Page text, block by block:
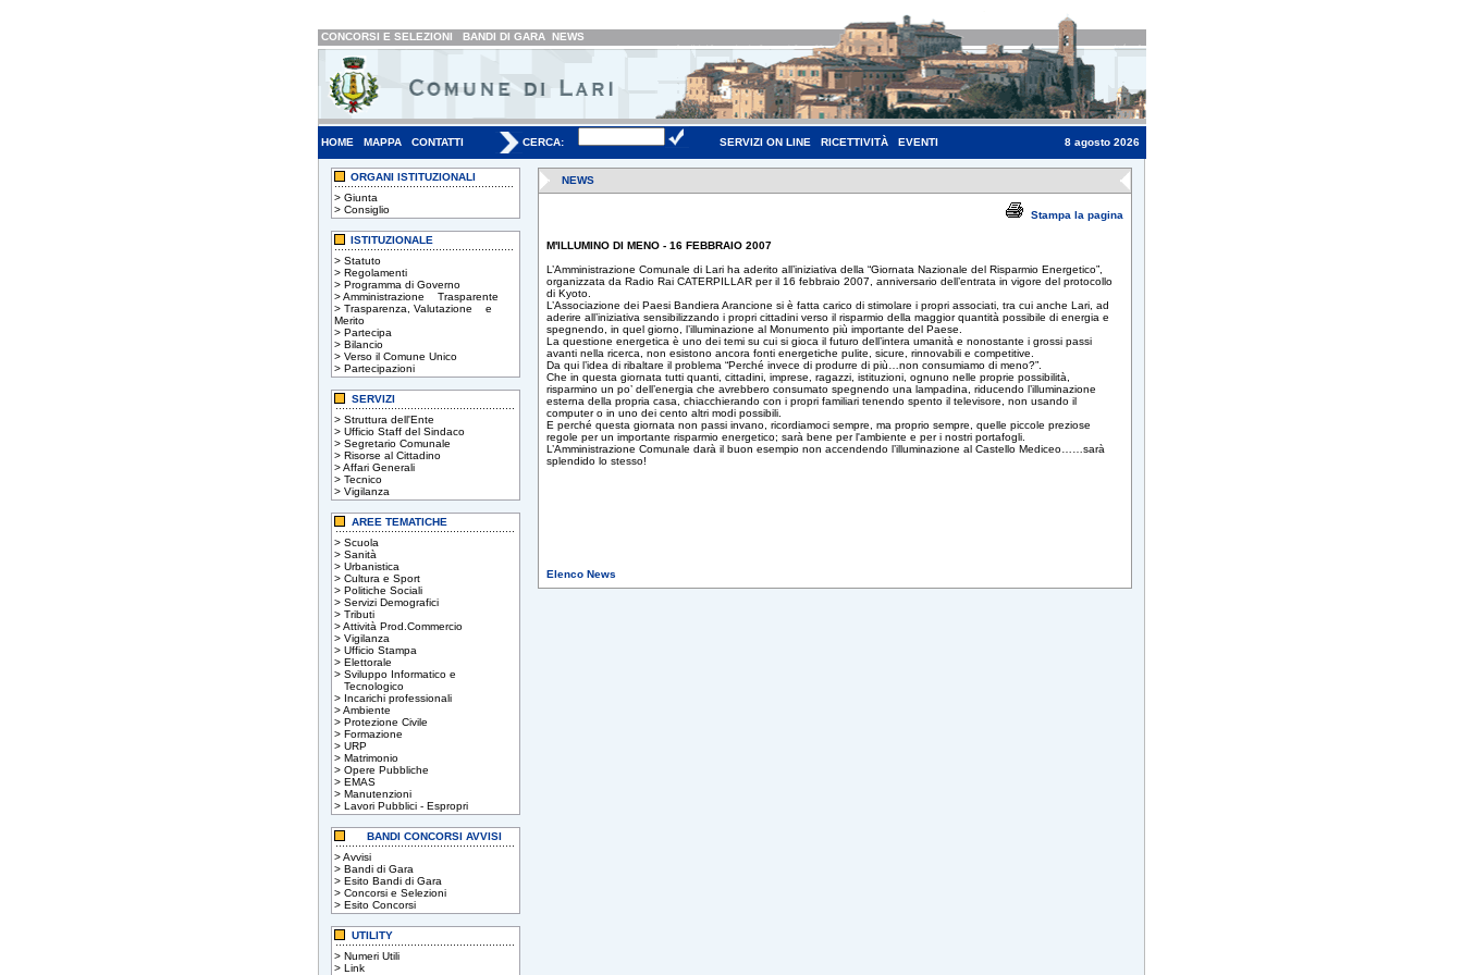
CONCORSI E SELEZIONI BANDI DI GARA NEWS
HOME MAPPA CONTATTI CERCA: SERVIZI ON LINE RICETTIVITÀ EVENTI 8 agosto 2026
ORGANI ISTITUZIONALI
> Giunta
> Consiglio
ISTITUZIONALE
> Statuto
> Regolamenti
> Programma di Governo
>Amministrazione Trasparente
> Trasparenza, Valutazione e
Merito
> Partecipa
> Bilancio
> Verso il Comune Unico
> Partecipazioni
SERVIZI
> Struttura dell'Ente
> Ufficio Staff del Sindaco
> Segretario Comunale
> Risorse al Cittadino
>Affari Generali
> Tecnico
> Vigilanza
AREE TEMATICHE
> Scuola
> Sanità
> Urbanistica
> Cultura e Sport
> Politiche Sociali
> Servizi Demografici
> Tributi
>Attività Prod.Commercio
> Vigilanza
> Ufficio Stampa
> Elettorale
> Sviluppo Informatico e
Tecnologico
> Incarichi professionali
>Ambiente
> Protezione Civile
> Formazione
> URP
> Matrimonio
> Opere Pubbliche
> EMAS
> Manutenzioni
> Lavori Pubblici - Espropri
BANDI CONCORSI AVVISI
>Avvisi
> Bandi di Gara
> Esito Bandi di Gara
> Concorsi e Selezioni
> Esito Concorsi
UTILITY
> Numeri Utili
> Link
NEWS
Stampa la pagina
M'ILLUMINO DI MENO - 16 FEBBRAIO 2007
L’Amministrazione Comunale di Lari ha aderito all’iniziativa della “Giornata Nazionale del Risparmio Energetico”,
organizzata da Radio Rai CATERPILLAR per il 16 febbraio 2007, anniversario dell’entrata in vigore del protocollo
di Kyoto.
L’Associazione dei Paesi Bandiera Arancione si è fatta carico di stimolare i propri associati, tra cui anche Lari, ad
aderire all’iniziativa sensibilizzando i propri cittadini verso il risparmio della maggior quantità possibile di energia e
spegnendo, in quel giorno, l’illuminazione al Monumento più importante del Paese.
La questione energetica è uno dei temi su cui si gioca il futuro dell’intera umanità e nonostante i grossi passi
avanti nella ricerca, non esistono ancora fonti energetiche pulite, sicure, rinnovabili e competitive.
Da qui l’idea di ribaltare il problema “Perché invece di produrre di più…non consumiamo di meno?”.
Che in questa giornata tutti quanti, cittadini, imprese, ragazzi, istituzioni, ognuno nelle proprie possibilità,
risparmino un po’ dell’energia che avrebbero consumato spegnendo una lampadina, riducendo l’illuminazione
esterna della propria casa, chiacchierando con i propri familiari tenendo spento il televisore, non usando il
computer o in uno dei cento altri modi possibili.
E perché questa giornata non passi invano, ricordiamoci sempre, ma proprio sempre, quelle piccole preziose
regole per un importante risparmio energetico; sarà bene per l'ambiente e per i nostri portafogli.
L’Amministrazione Comunale darà il buon esempio non accendendo l’illuminazione al Castello Mediceo……sarà
splendido lo stesso!
Elenco News